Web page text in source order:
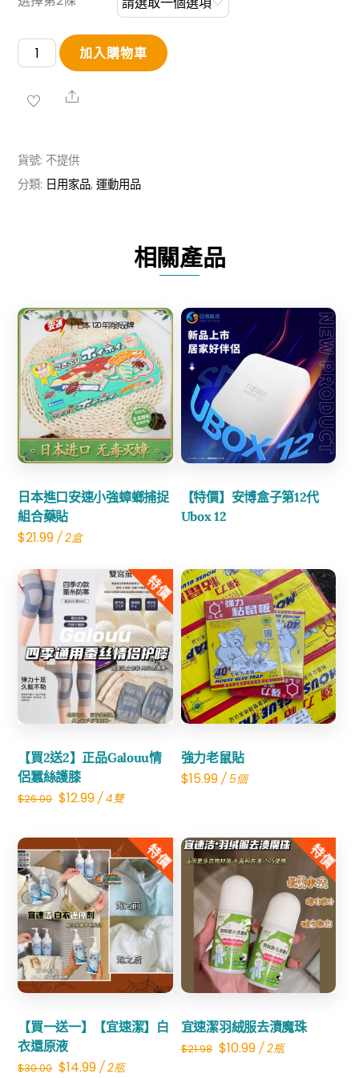
【買
送
科
技
毛
(帶
硅
膠
套)
數
加入購物車
Share
貨號: 不提供
分類: 日用家品,運動用品
相關產品
日本進口安速小強蟑螂捕捉
組合藥貼
$21.99 / 2盒
Share
【特價】安博盒子第12代
Ubox 12
Share
特價
【買2送2】正品Galouu情
侶蠶絲護膝
$26.00 Original
was:
$26.00.
$12.99Current
is:
$12.99.
/ 4雙
Share
強力老鼠貼
$15.99/ 5個
Share
特價
【買一送一】【宜速潔】白
衣還原液
$30.00 Original
$14.99Current
/ 2瓶
Share
特價
宜速潔羽絨服去漬魔珠
$21.98 Original
$10.99Current
/ 2瓶
Share